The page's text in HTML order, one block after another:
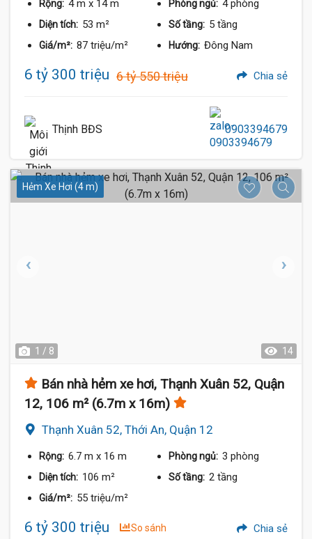
Rộng: 4 m x 14 m Phòng ngủ: 4 phòng
Diện tích: 53 m² Số tầng: 5 tầng
Giá/m²: 87 triệu/m² Hướng: Đông Nam
6 tỷ 300 triệu 6 tỷ 550 triệu Chia sẻ
Thịnh BĐS 0903394679
Hẻm Xe Hơi (4 m)
1 / 8 14
Bán nhà hẻm xe hơi, Thạnh Xuân 52, Quận
12, 106 m² (6.7m x 16m)
Thạnh Xuân 52, Thới An, Quận 12
Rộng: 6.7 m x 16 m Phòng ngủ: 3 phòng
Diện tích: 106 m² Số tầng: 2 tầng
Giá/m²: 55 triệu/m²
6 tỷ 300 triệu So sánh Chia sẻ